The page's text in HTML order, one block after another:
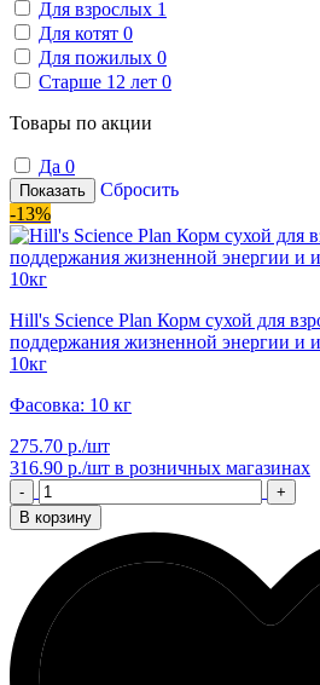
Для взрослых 1
Для котят 0
Для пожилых 0
Старше 12 лет 0
Товары по акции
Да 0
Показать
Сбросить
-13%
Hill's Science Plan Корм сухой для
поддержания жизненной энергии и
10кг
Фасовка: 10 кг
275.70 р./шт
316.90 р./шт в розничных магазинах
-
+
В корзину